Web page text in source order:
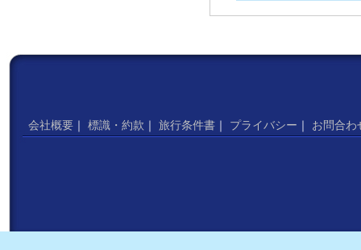
会社概要 ｜ 標識・約款 ｜ 旅行条件書 ｜ プライバシー ｜ お問合わ